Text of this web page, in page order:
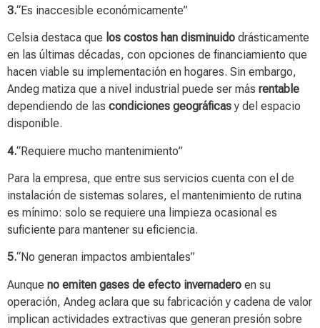
3.“Es inaccesible económicamente”
Celsia destaca que los costos han disminuido drásticamente
en las últimas décadas, con opciones de financiamiento que
hacen viable su implementación en hogares. Sin embargo,
Andeg matiza que a nivel industrial puede ser más rentable
dependiendo de las condiciones geográficasy del espacio
disponible.
4.“Requiere mucho mantenimiento”
Para la empresa, que entre sus servicios cuenta con el de
instalación de sistemas solares, el mantenimiento de rutina
es mínimo: solo se requiere una limpieza ocasional es
suficiente para mantener su eficiencia.
5.“No generan impactos ambientales”
Aunque no emiten gases de efecto invernadero en su
operación, Andeg aclara que su fabricación y cadena de valor
implican actividades extractivas que generan presión sobre